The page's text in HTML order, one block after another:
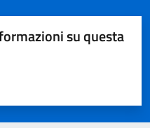
su questa
5